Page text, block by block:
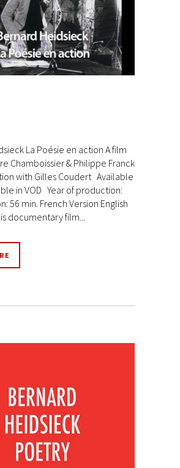
La Poésie en action A film
Chamboissier & Philippe Franck
with Gilles Coudert Available
in VOD Year of production:
56 min. French Version English
documentary film...